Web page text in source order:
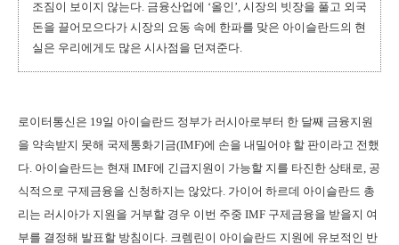
조짐이 보이지 않는다. 금융산업에 ‘올인’, 시장의 빗장을 풀고 외국
돈을 끌어모으다가 시장의 요동 속에 한파를 맞은 아이슬란드의 현
실은 우리에게도 많은 시사점을 던져준다.
로이터통신은 19일 아이슬란드 정부가 러시아로부터 한 달째 금융지원
을 약속받지 못해 국제통화기금(IMF)에 손을 내밀어야 할 판이라고 전했
다. 아이슬란드는 현재 IMF에 긴급지원이 가능할 지를 타진한 상태로, 공
식적으로 구제금융을 신청하지는 않았다. 가이어 하르데 아이슬란드 총
리는 러시아가 지원을 거부할 경우 이번 주중 IMF 구제금융을 받을지 여
부를 결정해 발표할 방침이다. 크렘린이 아이슬란드 지원에 유보적인 반